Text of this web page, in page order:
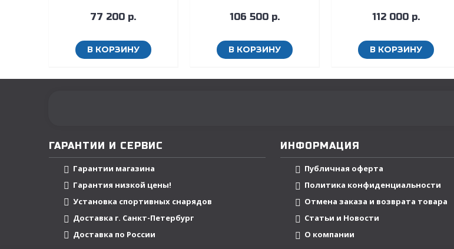
77 200 р.
В КОРЗИНУ
106 500 р.
В КОРЗИНУ
112 000 р.
В КОРЗИНУ
ГАРАНТИИ И СЕРВИС
Гарантии магазина
Гарантия низкой цены!
Установка спортивных снарядов
Доставка г. Санкт-Петербург
Доставка по России
ИНФОРМАЦИЯ
Публичная оферта
Политика конфиденциальности
Отмена заказа и возврата товара
Статьи и Новости
О компании